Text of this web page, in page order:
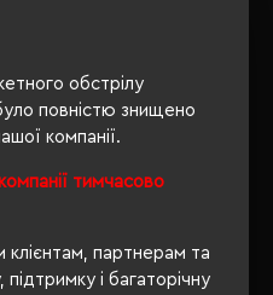
обстрілу
повністю знищено
компанії.
тимчасово
партнерам та
і багаторічну
Кількість кольорів:
Брелок-іграшка плюшевий
ведмедик Fofcio Davis білий -
292.67 грн
Детальніше...